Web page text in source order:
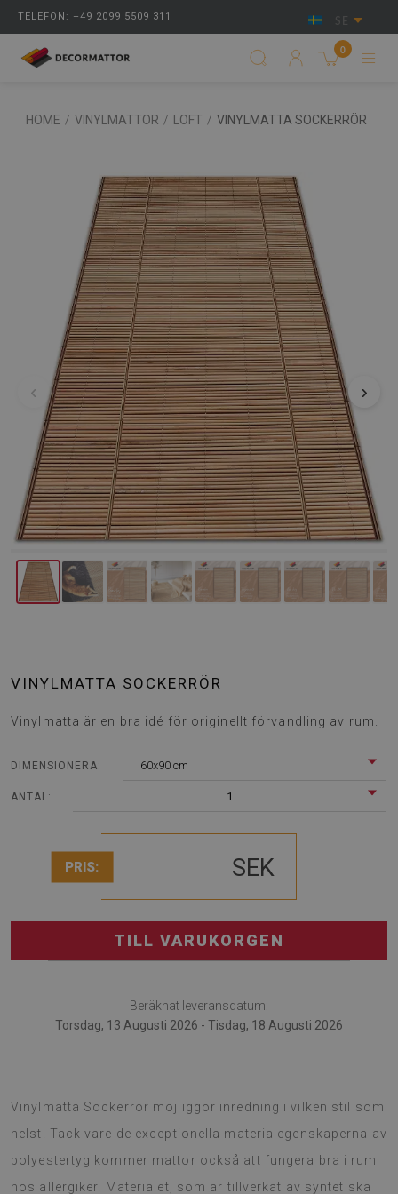
TELEFON: +49 2099 5509 311 SE
0
HOME / VINYLMATTOR / LOFT / VINYLMATTA SOCKERRÖR
‹ ›
VINYLMATTA SOCKERRÖR
Vinylmatta är en bra idé för originellt förvandling av rum.
DIMENSIONERA: 60x90 cm
ANTAL: 1
PRIS: SEK
TILL VARUKORGEN
Beräknat leveransdatum:
Torsdag, 13 Augusti 2026 - Tisdag, 18 Augusti 2026
Vinylmatta Sockerrör möjliggör inredning i vilken stil som
helst. Tack vare de exceptionella materialegenskaperna av
polyestertyg kommer mattor också att fungera bra i rum
hos allergiker. Materialet, som är tillverkat av syntetiska